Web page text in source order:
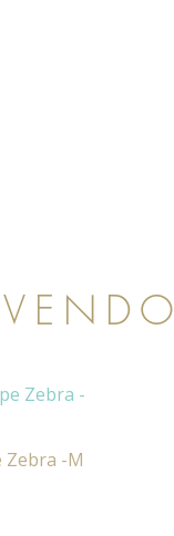
Zebra -M